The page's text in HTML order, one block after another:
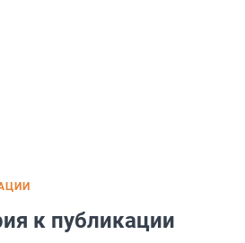
к публикации